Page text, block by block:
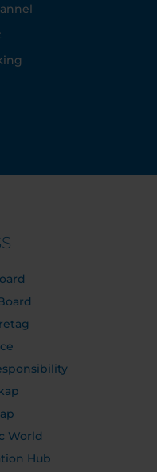
World
Hub